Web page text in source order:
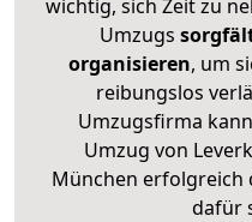
wichtig, sich Zeit zu
Umzugs
organisieren, um
reibungslos
Umzugsfirma
Umzug von
München
dafür